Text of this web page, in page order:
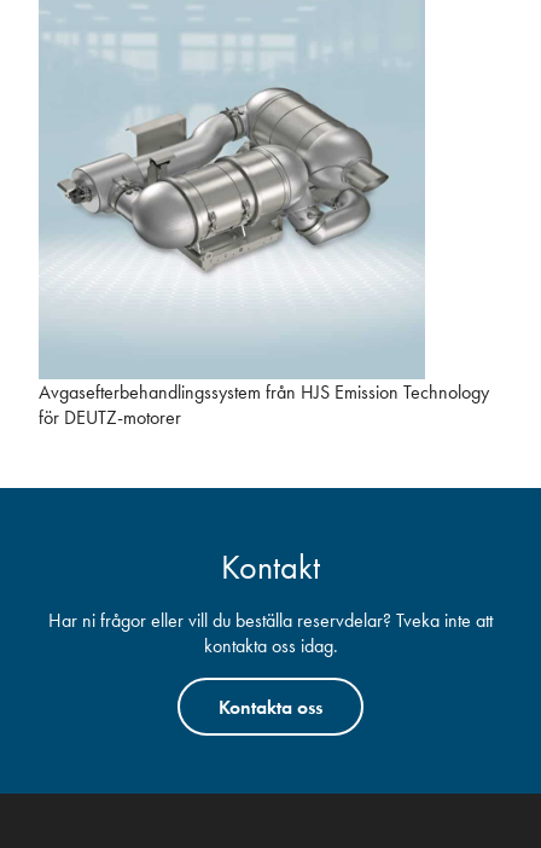
Avgasefterbehandlingssystem från HJS Emission Technology
för DEUTZ-motorer
Kontakt
Har ni frågor eller vill du beställa reservdelar? Tveka inte att
kontakta oss idag.
Kontakta oss